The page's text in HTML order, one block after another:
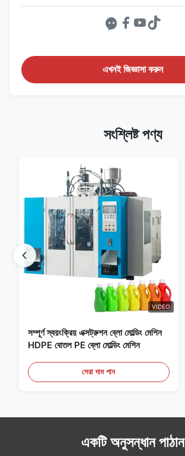
এখনই জিজ্ঞাসা করুন
সংশ্লিষ্ট পণ্য
VIDEO
সম্পূর্ণ স্বয়ংক্রিয় এক্সট্রুশন ব্লো মোল্ডিং মেশিন
HDPE বোতল PE ব্লো মোল্ডিং মেশিন
সেরা দাম পান
একটি অনুসন্ধান পাঠান